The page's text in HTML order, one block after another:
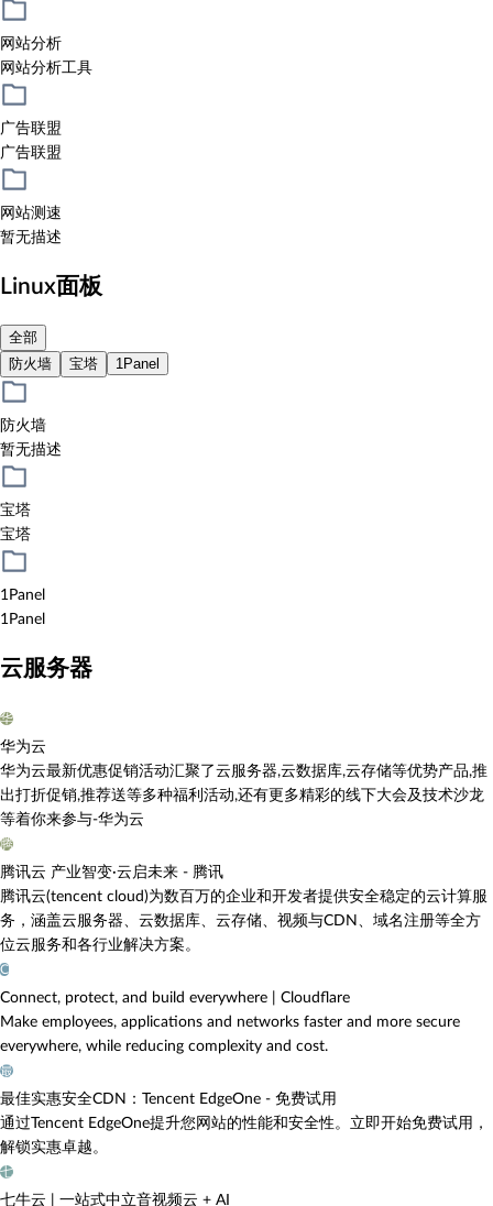
网站分析
网站分析工具
广告联盟
广告联盟
网站测速
暂无描述
Linux面板
全部
防火墙
宝塔 1Panel
防火墙
暂无描述
宝塔
宝塔
1Panel
1Panel
云服务器
华
华为云
华为云最新优惠促销活动汇聚了云服务器,云数据库,云存储等优势产品,推
出打折促销,推荐送等多种福利活动,还有更多精彩的线下大会及技术沙龙
等着你来参与-华为云
腾
腾讯云 产业智变·云启未来 - 腾讯
腾讯云(tencent cloud)为数百万的企业和开发者提供安全稳定的云计算服
务，涵盖云服务器、云数据库、云存储、视频与CDN、域名注册等全方
位云服务和各行业解决方案。
C
Connect, protect, and build everywhere | Cloudflare
Make employees, applications and networks faster and more secure
everywhere, while reducing complexity and cost.
最
最佳实惠安全CDN：Tencent EdgeOne - 免费试用
通过Tencent EdgeOne提升您网站的性能和安全性。立即开始免费试用，
解锁实惠卓越。
七
七牛云 | 一站式中立音视频云 + AI